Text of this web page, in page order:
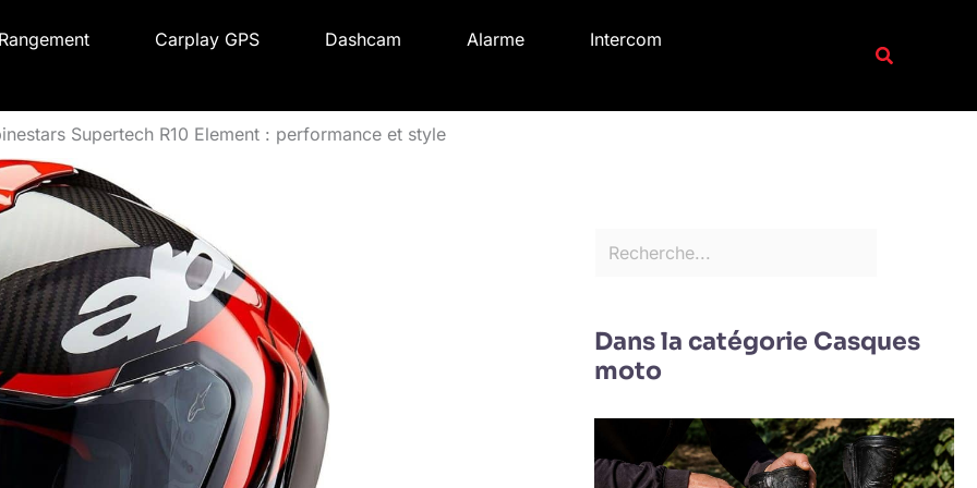
Rangement Carplay GPS Dashcam Alarme
Intercom
Supertech R10 Element : performance et style
e
rDans la catégorie Casques
moto